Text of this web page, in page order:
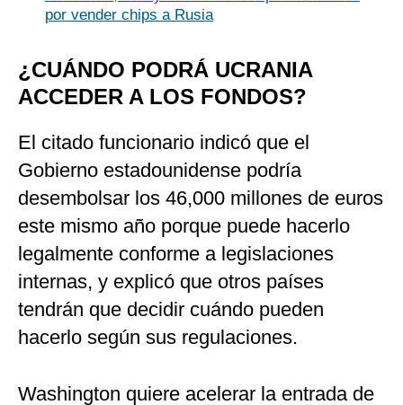
por vender chips a Rusia
¿CUÁNDO PODRÁ UCRANIA
ACCEDER A LOS FONDOS?
El citado funcionario indicó que el
Gobierno estadounidense podría
desembolsar los 46,000 millones de euros
este mismo año porque puede hacerlo
legalmente conforme a legislaciones
internas, y explicó que otros países
tendrán que decidir cuándo pueden
hacerlo según sus regulaciones.
Washington quiere acelerar la entrada de